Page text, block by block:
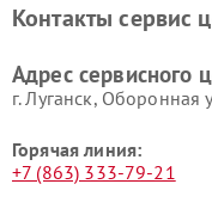
данных HITACHI
HITACHI
Контакты сервис
Адрес сервисного
г. Луганск, Оборонная
Горячая линия:
+7 (863) 333-79-21